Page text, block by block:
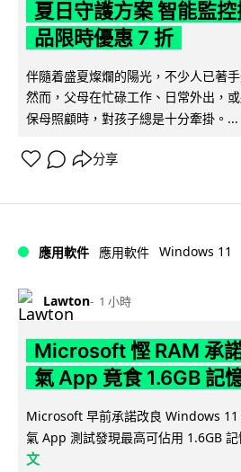
夏日守護方案 智能監
品限時優惠 7 折
伴隨着盛夏燦爛的陽光，不少人已著
然而，父母在忙碌工作、日常外出，
保母照顧時，對孩子總是十分牽掛。...
分享
應用軟件 應用軟件 Windows 11
Lawton 1 小時
Microsoft 慳 RAM 承
氣 App 竟食 1.6GB 記
Microsoft 早前承諾改良 Windows 11
氣 App 測試發現最高可佔用 1.6GB
文